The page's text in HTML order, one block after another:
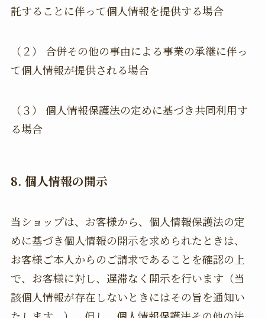
託することに伴って個人情報を提供する場合
（２） 合併その他の事由による事業の承継に伴っ
て個人情報が提供される場合
（３） 個人情報保護法の定めに基づき共同利用す
る場合
8. 個人情報の開示
当ショップは、お客様から、個人情報保護法の定
めに基づき個人情報の開示を求められたときは、
お客様ご本人からのご請求であることを確認の上
で、お客様に対し、遅滞なく開示を行います（当
該個人情報が存在しないときにはその旨を通知い